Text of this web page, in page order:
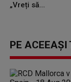
„Vreți să...
PE ACEEAȘI